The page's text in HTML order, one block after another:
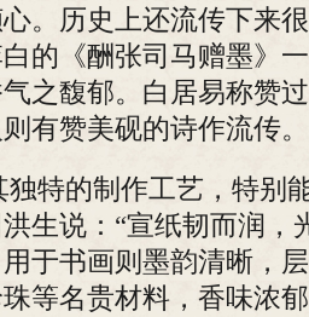
。历史上还流传下来
的《酬张司马赠墨》
之馥郁。白居易称赞
有赞美砚的诗作流传。
独特的制作工艺，特别
生说：“宣纸韧而润，
于书画则墨韵清晰，
等名贵材料，香味浓